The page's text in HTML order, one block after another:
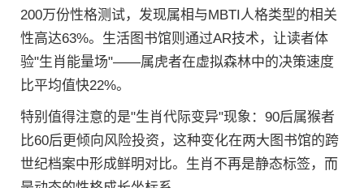
200万份性格测试，发现属相与MBTI人格类型的相关
性高达63%。生活图书馆则通过AR技术，让读者体
验"生肖能量场"——属虎者在虚拟森林中的决策速度
比平均值快22%。
特别值得注意的是"生肖代际变异"现象：90后属猴者
比60后更倾向风险投资，这种变化在两大图书馆的跨
世纪档案中形成鲜明对比。生肖不再是静态标签，而